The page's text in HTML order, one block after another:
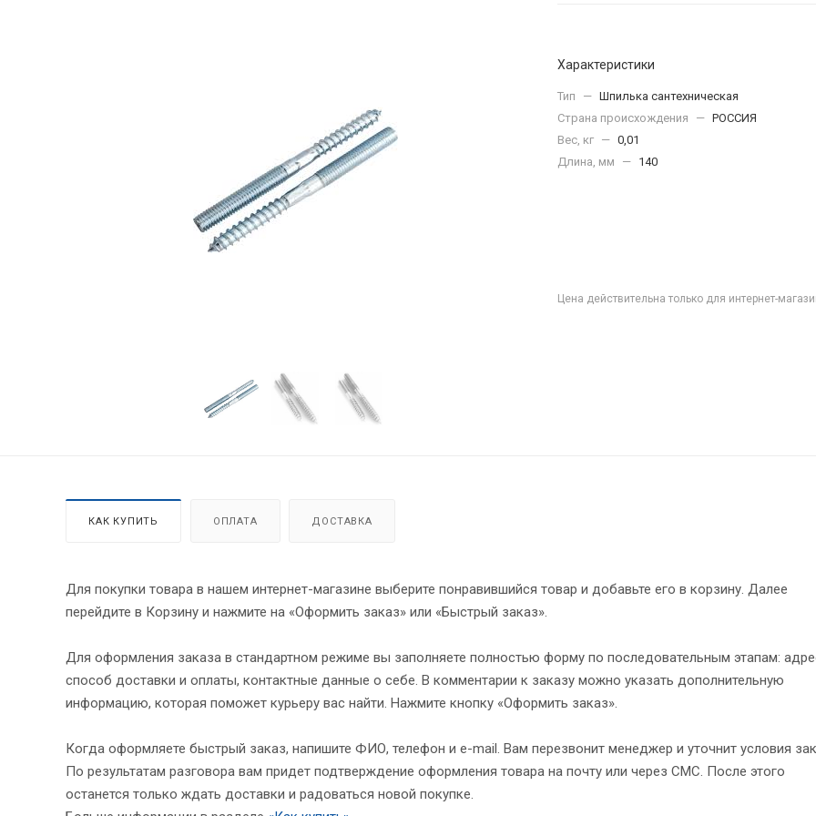
Характеристики
Тип — Шпилька сантехническая
Страна происхождения
— РОССИЯ
Вес, кг — 0,01
Длина, мм
— 140
Цена действительна только для интернет-
КАК КУПИТЬ ОПЛАТА ДОСТАВКА
Для покупки товара в нашем интернет-магазине выберите понравившийся товар и добавьте его в корзину. Далее
перейдите в Корзину и нажмите на «Оформить заказ» или «Быстрый заказ».
Для оформления заказа в стандартном режиме вы заполняете полностью форму по последовательным этапам:
способ доставки и оплаты, контактные данные о себе. В комментарии к заказу можно указать дополнительную
информацию, которая поможет курьеру вас найти. Нажмите кнопку «Оформить заказ».
Когда оформляете быстрый заказ, напишите ФИО, телефон и e-mail. Вам перезвонит менеджер и уточнит условия
По результатам разговора вам придет подтверждение оформления товара на почту или через СМС. После этого
останется только ждать доставки и радоваться новой покупке.